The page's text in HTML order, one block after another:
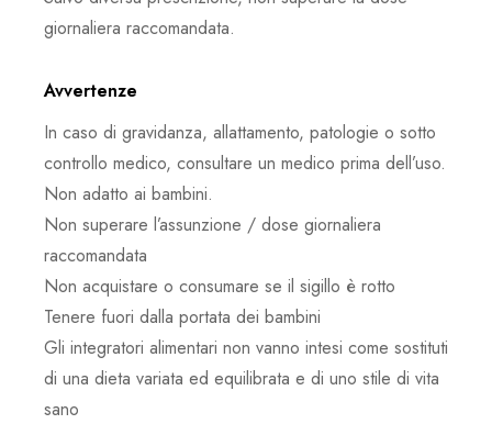
giornaliera raccomandata.
Avvertenze
In caso di gravidanza, allattamento, patologie o sotto
controllo medico, consultare un medico prima dell’uso.
Non adatto ai bambini.
Non superare l’assunzione / dose giornaliera
raccomandata
Non acquistare o consumare se il sigillo è rotto
Tenere fuori dalla portata dei bambini
Gli integratori alimentari non vanno intesi come sostituti
di una dieta variata ed equilibrata e di uno stile di vita
sano